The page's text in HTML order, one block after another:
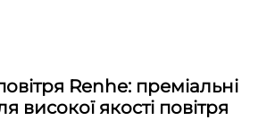
Renhe: преміальні
високої якості повітря